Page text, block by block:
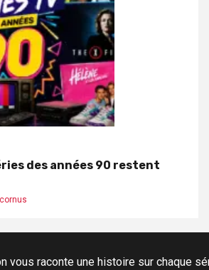
des années 90 restent
vous raconte une histoire sur chaque